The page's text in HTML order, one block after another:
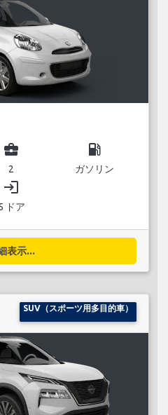
business_center
2
local_gas_station
ガソリン
login
ドア
表示...
SUV（スポーツ用多目的車）